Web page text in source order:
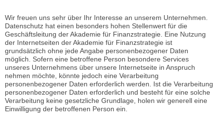
Wir freuen uns sehr über Ihr Interesse an unserem Unternehmen.
Datenschutz hat einen besonders hohen Stellenwert für die
Geschäftsleitung der Akademie für Finanzstrategie. Eine Nutzung
der Internetseiten der Akademie für Finanzstrategie ist
grundsätzlich ohne jede Angabe personenbezogener Daten
möglich. Sofern eine betroffene Person besondere Services
unseres Unternehmens über unsere Internetseite in Anspruch
nehmen möchte, könnte jedoch eine Verarbeitung
personenbezogener Daten erforderlich werden. Ist die Verarbeitung
personenbezogener Daten erforderlich und besteht für eine solche
Verarbeitung keine gesetzliche Grundlage, holen wir generell eine
Einwilligung der betroffenen Person ein.